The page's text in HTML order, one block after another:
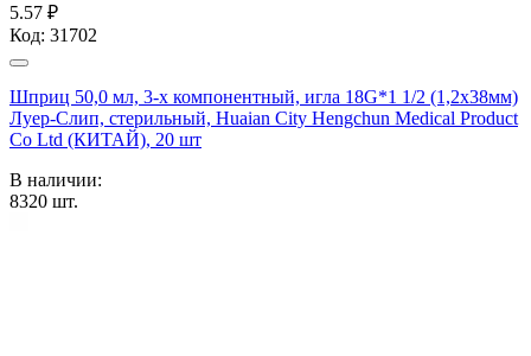
5.57 ₽
Код: 31702
Шприц 50,0 мл, 3-х компонентный, игла 18G*1 1/2 (1,2х38мм)
Луер-Слип, стерильный, Huaian City Hengchun Medical Product
Co Ltd (КИТАЙ), 20 шт
В наличии:
8320 шт.